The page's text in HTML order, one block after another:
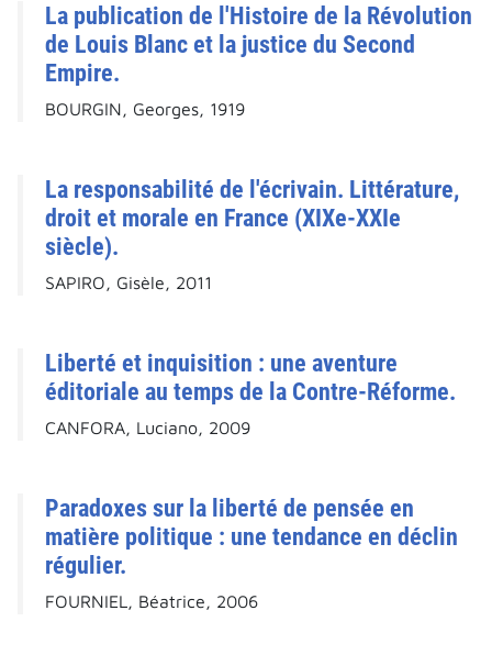
La publication de l'Histoire de la Révolution
de Louis Blanc et la justice du Second
Empire.
BOURGIN, Georges, 1919
La responsabilité de l'écrivain. Littérature,
droit et morale en France (XIXe-XXIe
siècle).
SAPIRO, Gisèle, 2011
Liberté et inquisition : une aventure
éditoriale au temps de la Contre-Réforme.
CANFORA, Luciano, 2009
Paradoxes sur la liberté de pensée en
matière politique : une tendance en déclin
régulier.
FOURNIEL, Béatrice, 2006